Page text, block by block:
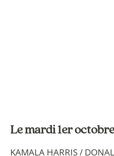
Le mardi 1er
KAMALA HARRIS /